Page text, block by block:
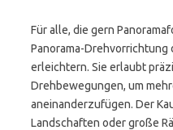
Für alle, die gern
Panorama-Drehvorrichtung
erleichtern. Sie erlaubt
Drehbewegungen, um
aneinanderzufügen. Der
Landschaften oder große